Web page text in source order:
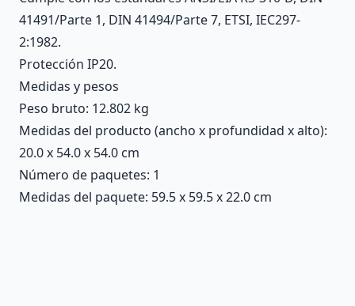
41491/Parte 1, DIN 41494/Parte 7, ETSI, IEC297-
2:1982.
Protección IP20.
Medidas y pesos
Peso bruto: 12.802 kg
Medidas del producto (ancho x profundidad x alto):
20.0 x 54.0 x 54.0 cm
Número de paquetes: 1
Medidas del paquete: 59.5 x 59.5 x 22.0 cm